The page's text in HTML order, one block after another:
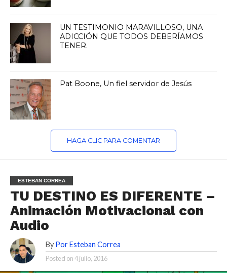
UN TESTIMONIO MARAVILLOSO, UNA
ADICCIÓN QUE TODOS DEBERÍAMOS
TENER.
Pat Boone, Un fiel servidor de Jesús
HAGA CLIC PARA COMENTAR
ESTEBAN CORREA
TU DESTINO ES DIFERENTE –
Animación Motivacional con
Audio
By Por Esteban Correa
Posted on4 julio, 2016